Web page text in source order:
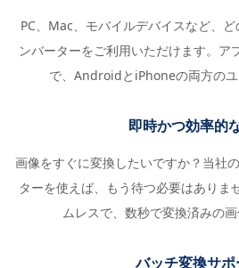
PC、Mac、モバイルデバイスなど、ど
ンバーターをご利用いただけます。ア
で、AndroidとiPhoneの両方のユ
即時かつ効率的
画像をすぐに変換したいですか？当社
ターを使えば、もう待つ必要はありま
ムレスで、数秒で変換済みの画
バッチ変換サポ